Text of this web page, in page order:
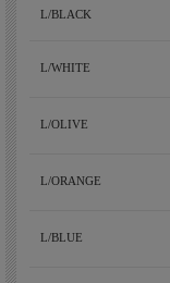
L/BLACK
L/WHITE
L/OLIVE
L/ORANGE
L/BLUE